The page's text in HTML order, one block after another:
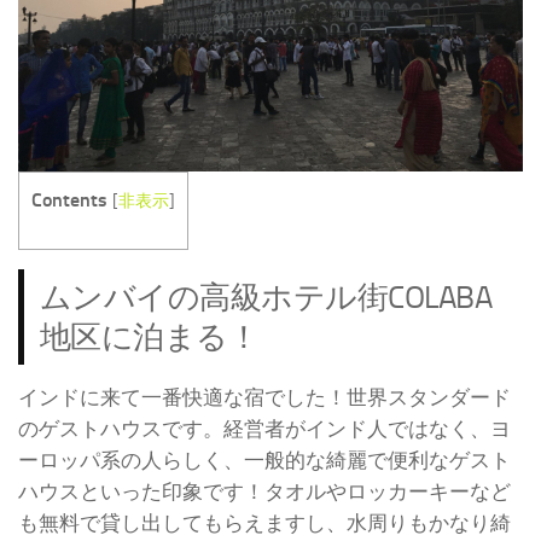
Contents [非表示]
ムンバイの高級ホテル街COLABA
地区に泊まる！
インドに来て一番快適な宿でした！世界スタンダード
のゲストハウスです。経営者がインド人ではなく、ヨ
ーロッパ系の人らしく、一般的な綺麗で便利なゲスト
ハウスといった印象です！タオルやロッカーキーなど
も無料で貸し出してもらえますし、水周りもかなり綺